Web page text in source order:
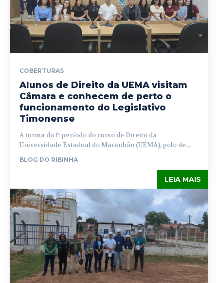
COBERTURAS
Alunos de Direito da UEMA visitam
Câmara e conhecem de perto o
funcionamento do Legislativo
Timonense
A turma do 1º período do curso de Direito da
Universidade Estadual do Maranhão (UEMA), polo de...
BLOG DO RIBINHA
LEIA MAIS